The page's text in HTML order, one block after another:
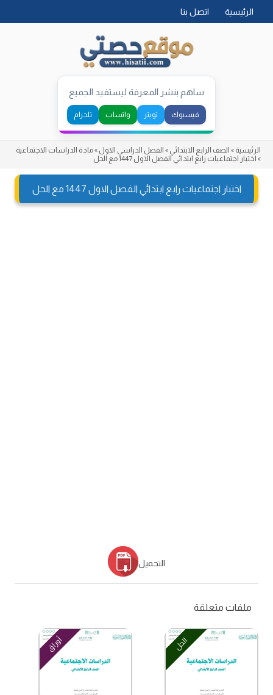
الرئيسية اتصل بنا
ساهم بنشر المعرفة ليستفيد الجميع
فيسبوك تويتر واتساب تلجرام
الرئيسية » الصف الرابع الابتدائي » الفصل الدراسي الاول »مادة الدراسات الاجتماعية
» اختبار اجتماعيات رابع ابتدائي الفصل الاول 1447 مع الحل
اختبار اجتماعيات رابع ابتدائي الفصل الاول 1447 مع الحل
التحميل
ملفات متعلقة
الحل أوراق